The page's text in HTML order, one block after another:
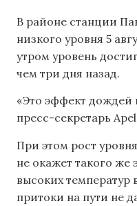
В районе станции
низкого уровня 5
утром уровень
чем три дня назад.
«Это эффект дождей
пресс-секретарь
При этом рост
не окажет такого
высоких температур
притоки на пути не